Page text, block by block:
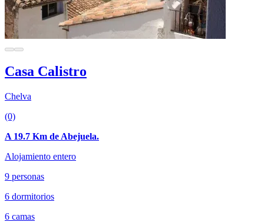
Casa Calistro
Chelva
(0)
A 19.7 Km de Abejuela.
Alojamiento entero
9 personas
6 dormitorios
6 camas